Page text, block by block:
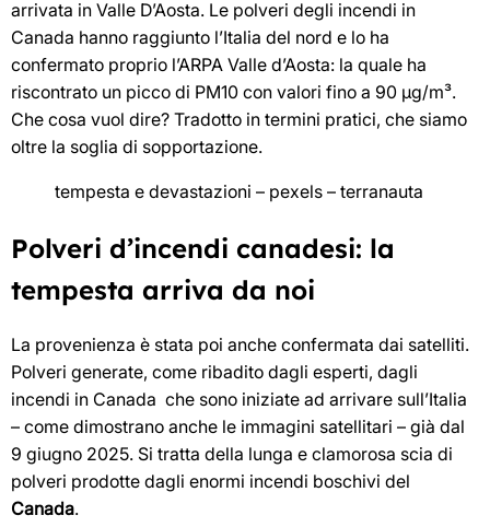
arrivata in Valle D’Aosta. Le polveri degli incendi in
Canada hanno raggiunto l’Italia del nord e lo ha
confermato proprio l’ARPA Valle d’Aosta: la quale ha
riscontrato un picco di PM10 con valori fino a 90 µg/m³.
Che cosa vuol dire? Tradotto in termini pratici, che siamo
oltre la soglia di sopportazione.
tempesta e devastazioni – pexels – terranauta
Polveri d’incendi canadesi: la
tempesta arriva da noi
La provenienza è stata poi anche confermata dai satelliti.
Polveri generate, come ribadito dagli esperti, dagli
incendi in Canada che sono iniziate ad arrivare sull’Italia
– come dimostrano anche le immagini satellitari – già dal
9 giugno 2025. Si tratta della lunga e clamorosa scia di
polveri prodotte dagli enormi incendi boschivi del
Canada.